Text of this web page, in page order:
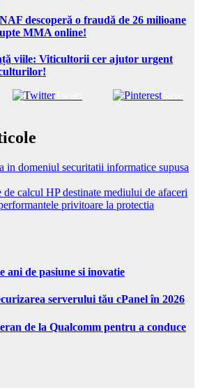
descoperă o fraudă de 26 milioane
MMA online!
viile: Viticultorii cer ajutor urgent
Tweet Save
in domeniul securitatii informatice supusa
de calcul HP destinate mediului de afaceri
privitoare la protectia
ani de pasiune si inovatie
serverului tău cPanel în 2026
de la Qualcomm pentru a conduce